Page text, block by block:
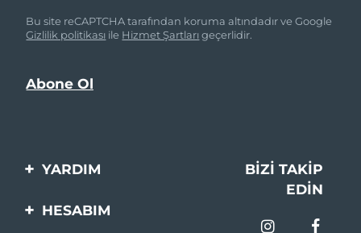
Bu site reCAPTCHA tarafından koruma altındadır ve Google
Gizlilik politikası ile Hizmet Şartlarıgeçerlidir.
YARDIM
Bi̇zi̇mle İleti̇şi̇me Geçi̇n
BIZI TAKIP
EDIN
HESABIM